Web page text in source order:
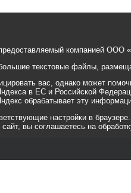
предоставляемый компанией
текстовые файлы,
вас, однако может
в ЕС и Российской
обрабатывает эту
настройки в
вы соглашаетесь на